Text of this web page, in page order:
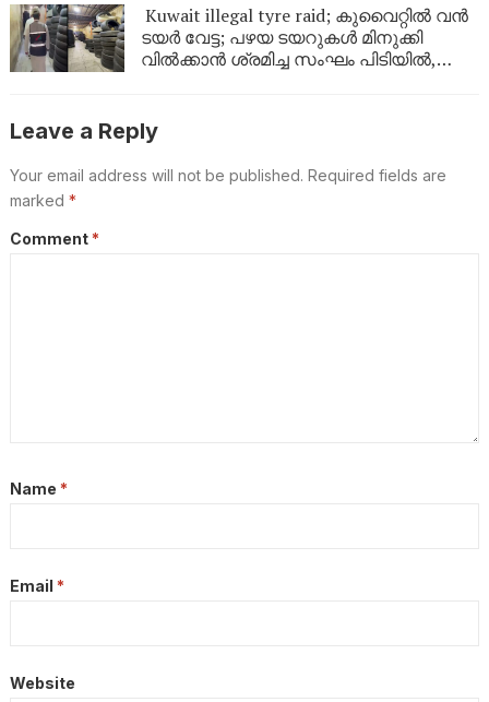
ഉടൻ
Kuwait illegal tyre raid; കുവൈറ്റിൽ വൻ
ടയർ വേട്ട; പഴയ ടയറുകൾ മിനുക്കി
വിൽക്കാൻ ശ്രമിച്ച സംഘം പിടിയിൽ,
Leave a Reply
Your email address will not be published. Required fields are
marked *
Comment *
Name *
Email *
Website